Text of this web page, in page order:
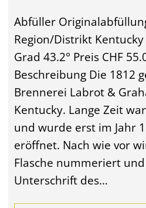
Abfüller
Region/Distrikt
Grad 43.2° Preis CHF
Beschreibung Die 1812
Brennerei Labrot &
Kentucky. Lange Zeit
und wurde erst im Jahr
eröffnet. Nach wie vor
Flasche nummeriert
Unterschrift des…